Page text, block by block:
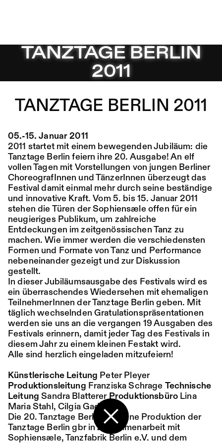
Zu Programm springen
TANZTAGE BERLIN 2011 – Sophiensæle | Freies
Programm
Saison 26/27
Ort:
Festsaal
Every-Body-Knows-
Brings-And-We-All-
Know-What-
Happened-Yesterday
Tanz im August 2026
Tanz Ticket
Sa,
15.08.
19:00 Ort:
Festsaal
Mohamed Toukabri:
Every-Body-Knows-
What-Tomorrow-
Brings-And-We-All-
Know-What-
Happened-Yesterday
Tanz Ticket
So,
16.08.
18:00 Ort:
Festsaal
Mohamed Toukabri:
TANZTAGE BERLIN
2011
Zurück zur Startseite
TANZTAGE BERLIN 2011
05.-15. Januar 2011
2011 startet mit einem bewegenden Jubiläum: die
Tanztage Berlin feiern ihre 20. Ausgabe! An elf
vollen Tagen mit Vorstellungen von jungen Berliner
ChoreografInnen und TänzerInnen überzeugt das
Festival damit einmal mehr durch seine beständige
und innovative Kraft. Vom 5. bis 15. Januar 2011
stehen die Türen der Sophiensæle offen für ein
neugieriges Publikum, um zahlreiche
Entdeckungen im zeitgenössischen Tanz zu
machen. Wie immer werden die verschiedensten
Formen und Formate von Tanz und Performance
nebeneinander gezeigt und zur Diskussion
gestellt.
In dieser Jubiläumsausgabe des Festivals wird es
ein überraschendes Wiedersehen mit ehemaligen
TeilnehmerInnen der Tanztage Berlin geben. Mit
täglich wechselnden Gratulationspräsentationen
werden sie uns an die vergangen 19 Ausgaben des
Festivals erinnern, damit jeder Tag des Festivals in
diesem Jahr zu einem kleinen Festakt wird.
Alle sind herzlich eingeladen mitzufeiern!
Künstlerische Leitung Peter Pleyer
Produktionsleitung Franziska Schrage Technische
LeitungSandra BlattererProduktionsbüro Lina
Maria Stahl, Cilgia Gadola
Die 20. Tanztage Berlin sind eine Produktion der
Tanztage Berlin gbr in Zusammenarbeit mit
Sophiensæle, Tanzfabrik Berlin e.V. und dem